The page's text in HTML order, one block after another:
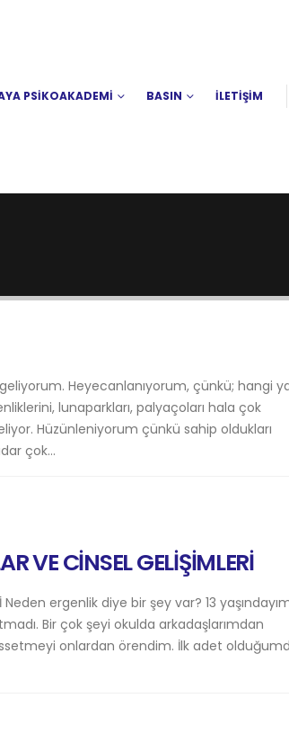
PSİKOAKADEMİ BASIN İLETİŞİM
Heyecanlanıyorum, çünkü; hangi
lunaparkları, palyaçoları hala çok
Hüzünleniyorum çünkü sahip oldukları
çok...
VE CİNSEL GELİŞİMLERİ
Neden ergenlik diye bir şey var? 13
Bir çok şeyi okulda arkadaşlarımdan
onlardan örendim. İlk adet